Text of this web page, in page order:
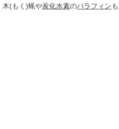
木(もく)蝋や炭化水素のパラフィンも